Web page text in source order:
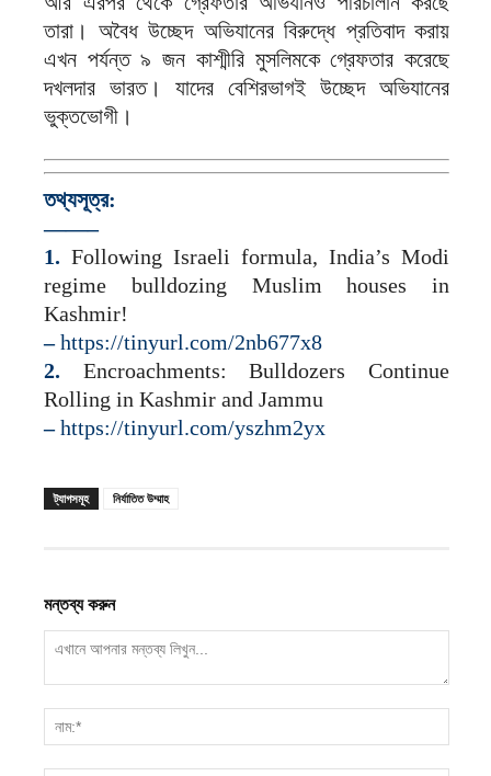
তারা। অবৈধ উচ্ছেদ অভিযানের বিরুদ্ধে প্রতিবাদ করায়
এখন পর্যন্ত ৯ জন কাশ্মীরি মুসলিমকে গ্রেফতার করেছে
দখলদার ভারত। যাদের বেশিরভাগই উচ্ছেদ অভিযানের
ভুক্তভোগী।
তথ্যসূত্র:
——–
1. Following Israeli formula, India’s Modi
regime bulldozing Muslim houses in
Kashmir!
– https://tinyurl.com/2nb677x8
2. Encroachments: Bulldozers Continue
Rolling in Kashmir and Jammu
– https://tinyurl.com/yszhm2yx
ট্যাগসমূহ নির্যাতিত উম্মাহ
মন্তব্য করুন